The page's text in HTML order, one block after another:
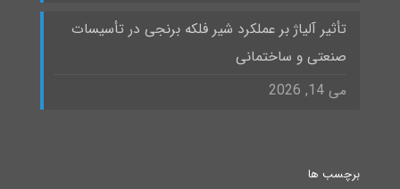
تأثیر آلیاژ بر عملکرد شیر فلکه برنجی در تأسیسات
صنعتی و ساختمانی
می 14, 2026
برچسب ها